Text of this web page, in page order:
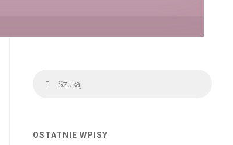
Szukaj
OSTATNIE WPISY